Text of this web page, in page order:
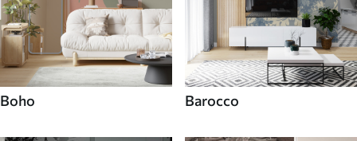
Boho Barocco